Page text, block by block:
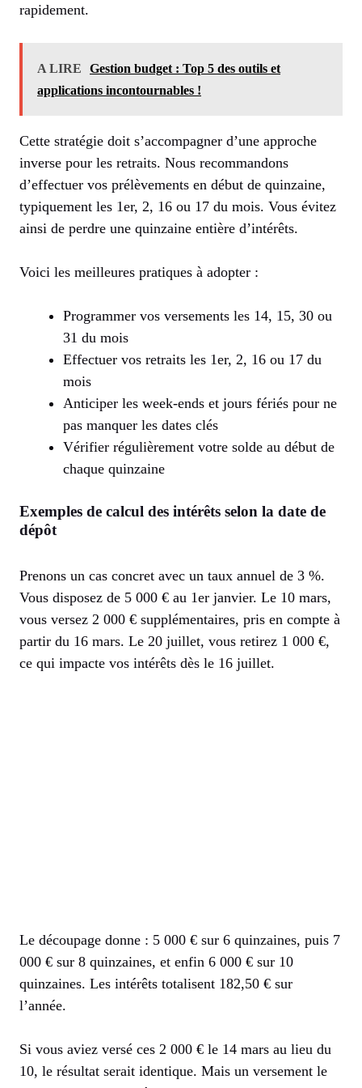
rapidement.
A LIRE
Gestion budget : Top 5 des outils et
applications incontournables !
Cette stratégie doit s’accompagner d’une approche
inverse pour les retraits. Nous recommandons
d’effectuer vos prélèvements en début de quinzaine,
typiquement les 1er, 2, 16 ou 17 du mois. Vous évitez
ainsi de perdre une quinzaine entière d’intérêts.
Voici les meilleures pratiques à adopter :
Programmer vos versements les 14, 15, 30 ou
31 du mois
Effectuer vos retraits les 1er, 2, 16 ou 17 du
mois
Anticiper les week-ends et jours fériés pour ne
pas manquer les dates clés
Vérifier régulièrement votre solde au début de
chaque quinzaine
Exemples de calcul des intérêts selon la date de
dépôt
Prenons un cas concret avec un taux annuel de 3 %.
Vous disposez de 5 000 € au 1er janvier. Le 10 mars,
vous versez 2 000 € supplémentaires, pris en compte à
partir du 16 mars. Le 20 juillet, vous retirez 1 000 €,
ce qui impacte vos intérêts dès le 16 juillet.
Le découpage donne : 5 000 € sur 6 quinzaines, puis 7
000 € sur 8 quinzaines, et enfin 6 000 € sur 10
quinzaines. Les intérêts totalisent 182,50 € sur
l’année.
Si vous aviez versé ces 2 000 € le 14 mars au lieu du
10, le résultat serait identique. Mais un versement le